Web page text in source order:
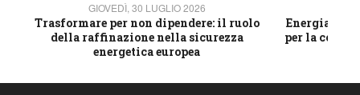
GIOVEDÌ, 30 LUGLIO 2026
Trasformare per non dipendere: il ruolo
della raffinazione nella sicurezza
energetica europea
Energia e
per la